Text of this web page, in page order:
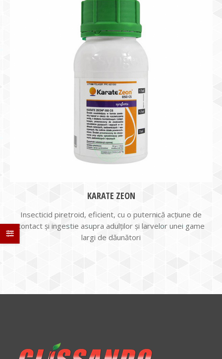
KARATE ZEON
Insecticid piretroid, eficient, cu o puternică acţiune de
contact şi ingestie asupra adulților și larvelor unei game
largi de dăunători